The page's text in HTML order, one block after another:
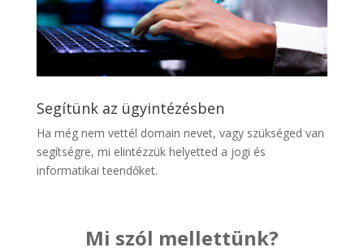
Segítünk az ügyintézésben
Ha még nem vettél domain nevet, vagy szükséged van
segítségre, mi elintézzük helyetted a jogi és
informatikai teendőket.
Mi szól mellettünk?